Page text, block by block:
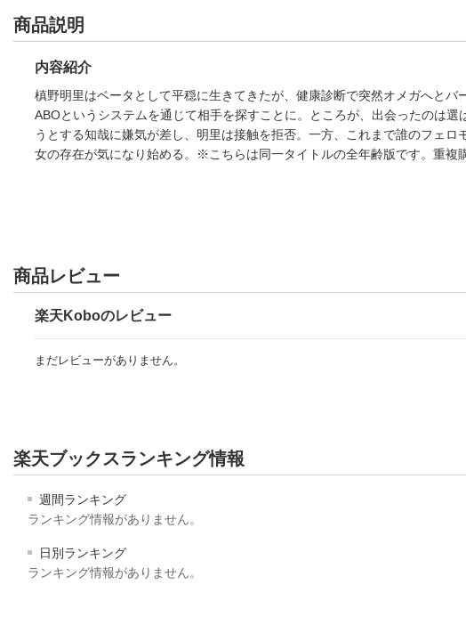
商品説明
内容紹介
槙野明里はベータとして平穏に生きてきたが、健康診断で突然オメガへと
ABOというシステムを通じて相手を探すことに。ところが、出会ったのは
うとする知哉に嫌気が差し、明里は接触を拒否。一方、これまで誰のフェ
女の存在が気になり始める。※こちらは同一タイトルの全年齢版です。重複
商品レビュー
楽天Koboのレビュー
まだレビューがありません。
楽天ブックスランキング情報
週間ランキング
ランキング情報がありません。
日別ランキング
ランキング情報がありません。